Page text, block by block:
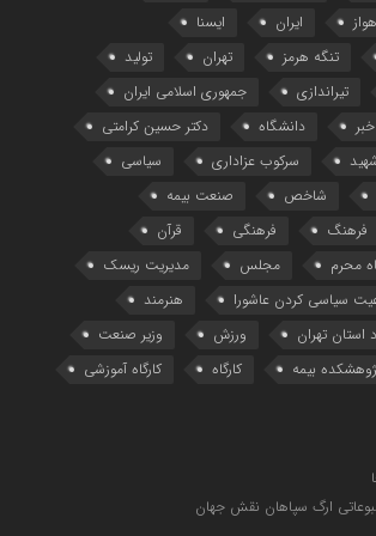
ایران
ایسنا
تنگه هرمز تهران
تولید
تیراندازی
جمهوری اسلامی ایران
خبر دانشگاه
دکتر حسین کرامتی
سرکوب عزاداری
سیاسی
شاخص
صنعت بیمه
فرهنگ فرهنگی
قرآن
محرم مجلس
مدیریت ریسک
سیاسی کردن عاشورا
هنرمند
استان تهران
ورزش
وزیر صنعت
بیمه کارگاه
کارگاه آموزشی
ارگ سپاهان نقش جهان